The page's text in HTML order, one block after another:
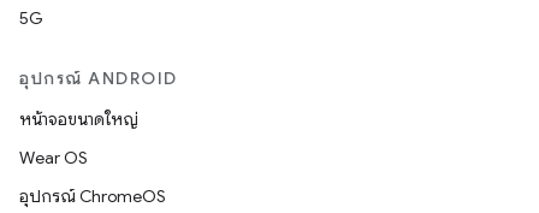
5G
อุปกรณ์ ANDROID
หน้าจอขนาดใหญ่
Wear OS
อุปกรณ์ ChromeOS